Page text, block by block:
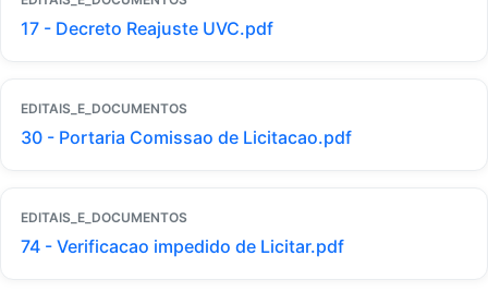
17 - Decreto Reajuste UVC.pdf
EDITAIS_E_DOCUMENTOS
30 - Portaria Comissao de Licitacao.pdf
EDITAIS_E_DOCUMENTOS
74 - Verificacao impedido de Licitar.pdf